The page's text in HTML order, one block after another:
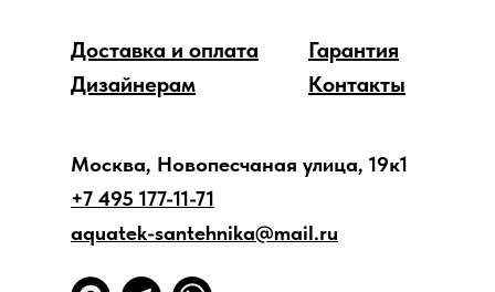
Дизайнерам
Доставка и оплата
Гарантия
Контакты
Москва, Новопесчаная улица, 19к1
+7 495 177-11-71
aquatek-santehnika@mail.ru